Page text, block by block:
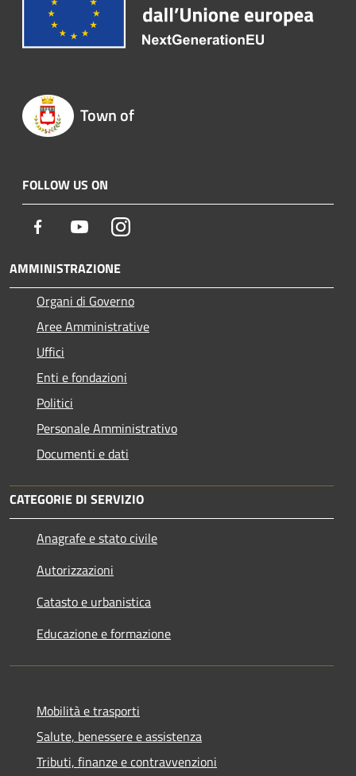
Town of
FOLLOW US ON
Facebook YoutubeInstagram
AMMINISTRAZIONE
Organi di Governo
Aree Amministrative
Uffici
Enti e fondazioni
Politici
Personale Amministrativo
Documenti e dati
CATEGORIE DI SERVIZIO
Anagrafe e stato civile
Autorizzazioni
Catasto e urbanistica
Educazione e formazione
Mobilità e trasporti
Salute, benessere e assistenza
Tributi, finanze e contravvenzioni